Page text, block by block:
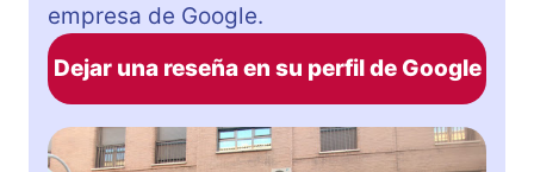
empresa de Google.
Dejar una reseña en su perfil de Google